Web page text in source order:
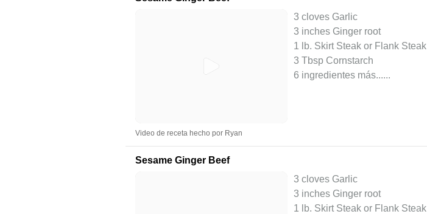
3 cloves Garlic
3 inches Ginger root
1 lb. Skirt Steak or Flank Steak
3 Tbsp Cornstarch
6 ingredientes más......
Video de receta hecho por Ryan
Sesame Ginger Beef
3 cloves Garlic
3 inches Ginger root
1 lb. Skirt Steak or Flank Steak